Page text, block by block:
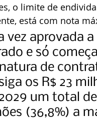
o limite de
está com nota
vez aprovada
e só
de
os R$ 23
um total de
(36,8%) a